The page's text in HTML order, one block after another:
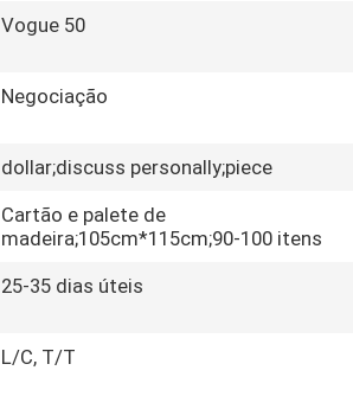
Vogue 50
Negociação
dollar;discuss personally;piece
Cartão e palete de
madeira;105cm*115cm;90-100 itens
25-35 dias úteis
L/C, T/T